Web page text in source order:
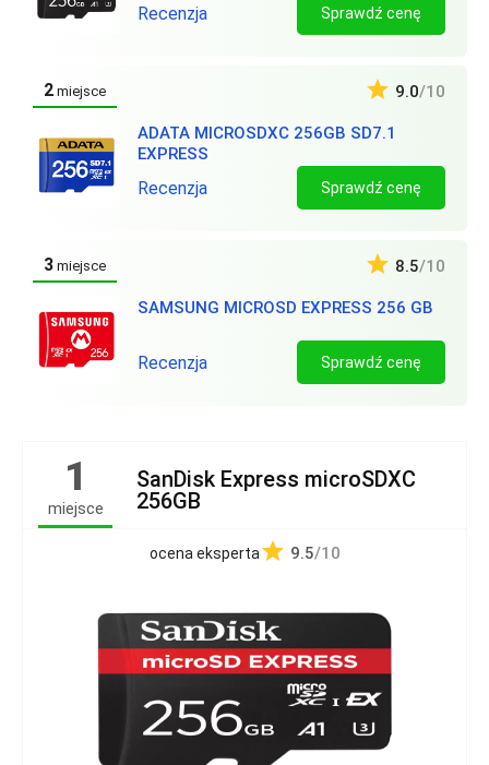
Recenzja Sprawdź cenę
2 miejsce
ADATA MICROSDXC 256GB SD7.1
EXPRESS
9.0/10
Recenzja Sprawdź cenę
3 miejsce
SAMSUNG MICROSD EXPRESS 256 GB
8.5/10
Recenzja Sprawdź cenę
1
miejsce
SanDisk Express microSDXC
256GB
ocena eksperta 9.5/10